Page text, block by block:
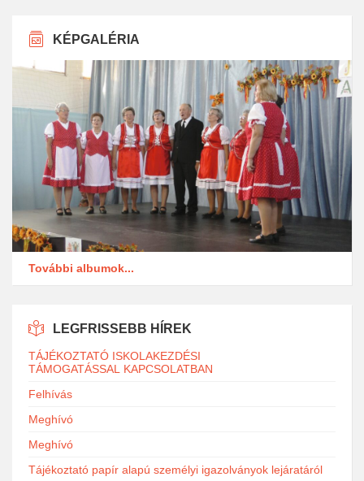
KÉPGALÉRIA
További albumok...
LEGFRISSEBB HÍREK
TÁJÉKOZTATÓ ISKOLAKEZDÉSI
TÁMOGATÁSSAL KAPCSOLATBAN
Felhívás
Meghívó
Meghívó
Tájékoztató papír alapú személyi igazolványok lejáratáról